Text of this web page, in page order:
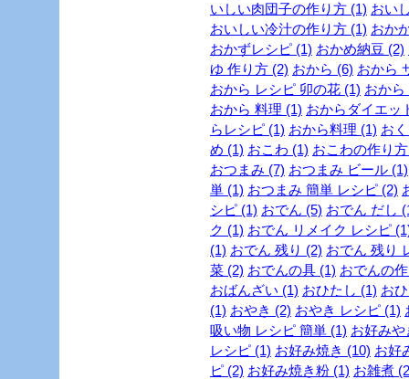
いしい肉団子の作り方 (1) おい
おいしい冷汁の作り方 (1) おか
おかずレシピ (1) おかめ納豆 (2)
ゆ 作り方 (2) おから (6) おから
おから レシピ 卯の花 (1) おから
おから 料理 (1) おからダイエッ
らレシピ (1) おから料理 (1) お
め (1) おこわ (1) おこわの作り
おつまみ (7) おつまみ ビール (1)
単 (1) おつまみ 簡単 レシピ (2)
シピ (1) おでん (5) おでん だし
ク (1) おでん リメイク レシピ
(1) おでん 残り (2) おでん 残り
菜 (2) おでんの具 (1) おでんの
おばんざい (1) おひたし (1) お
(1) おやき (2) おやき レシピ (1)
吸い物 レシピ 簡単 (1) お好み
レシピ (1) お好み焼き (10) お好
ピ (2) お好み焼き粉 (1) お雑煮